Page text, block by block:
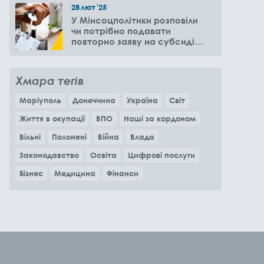
28лют'25
У Мінсоцполітики розповіли
чи потрібно подавати
повторно заяву на субсидію
Хмара тегів
Маріуполь Донеччина Україна
Світ
Життя в окупації
ВПО
Наші за кордоном
Вільні
Полонені Війна
Влада
Законодавство
Освіта
Цифрові послуги
Бізнес
Медицина Фінанси